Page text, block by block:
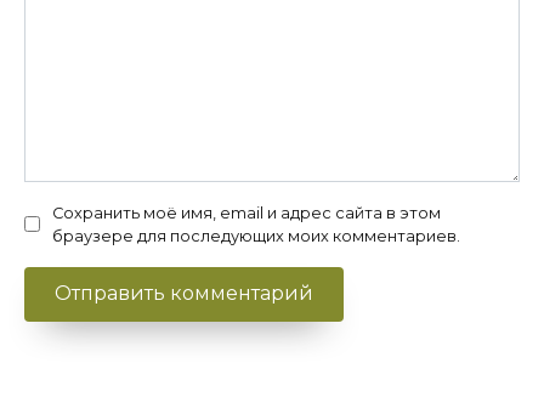
Сохранить моё имя, email и адрес сайта в этом
браузере для последующих моих комментариев.